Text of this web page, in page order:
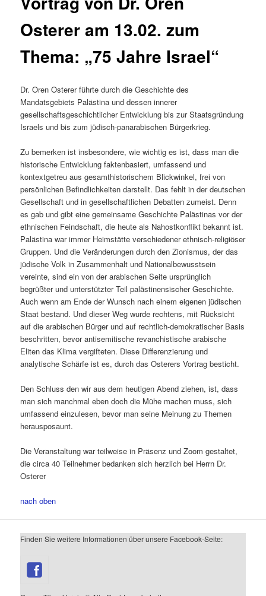
Osterer am 13.02. zum
Thema: „75 Jahre Israel“
Dr. Oren Osterer führte durch die Geschichte des
Mandatsgebiets Palästina und dessen innerer
gesellschaftsgeschichtlicher Entwicklung bis zur Staatsgründung
Israels und bis zum jüdisch-panarabischen Bürgerkrieg.
Zu bemerken ist insbesondere, wie wichtig es ist, dass man die
historische Entwicklung faktenbasiert, umfassend und
kontextgetreu aus gesamthistorischem Blickwinkel, frei von
persönlichen Befindlichkeiten darstellt. Das fehlt in der deutschen
Gesellschaft und in gesellschaftlichen Debatten zumeist. Denn
es gab und gibt eine gemeinsame Geschichte Palästinas vor der
ethnischen Feindschaft, die heute als Nahostkonflikt bekannt ist.
Palästina war immer Heimstätte verschiedener ethnisch-religiöser
Gruppen. Und die Veränderungen durch den Zionismus, der das
jüdische Volk in Zusammenhalt und Nationalbewusstsein
vereinte, sind ein von der arabischen Seite ursprünglich
begrüßter und unterstützter Teil palästinensischer Geschichte.
Auch wenn am Ende der Wunsch nach einem eigenen jüdischen
Staat bestand. Und dieser Weg wurde rechtens, mit Rücksicht
auf die arabischen Bürger und auf rechtlich-demokratischer Basis
beschritten, bevor antisemitische revanchistische arabische
Eliten das Klima vergifteten. Diese Differenzierung und
analytische Schärfe ist es, durch das Osterers Vortrag besticht.
Den Schluss den wir aus dem heutigen Abend ziehen, ist, dass
man sich manchmal eben doch die Mühe machen muss, sich
umfassend einzulesen, bevor man seine Meinung zu Themen
herausposaunt.
Die Veranstaltung war teilweise in Präsenz und Zoom gestaltet,
die circa 40 Teilnehmer bedanken sich herzlich bei Herrn Dr.
Osterer
nach oben
Finden Sie weitere Informationen über unsere Facebook-Seite: